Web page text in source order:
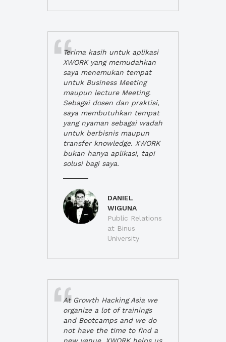
Terima kasih untuk aplikasi
XWORK yang memudahkan
saya menemukan tempat
untuk Business Meeting
maupun lecture Meeting.
Sebagai dosen dan praktisi,
saya membutuhkan tempat
yang nyaman sebagai wadah
untuk berbisnis maupun
transfer knowledge. XWORK
bukan hanya aplikasi, tapi
solusi bagi saya.
DANIEL
WIGUNA
Public Relations
at Binus
University
At Growth Hacking Asia we
organize a lot of trainings
and Bootcamps and we do
not have the time to find a